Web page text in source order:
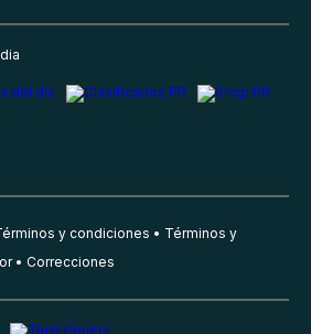
y condiciones
Términos y
Correcciones